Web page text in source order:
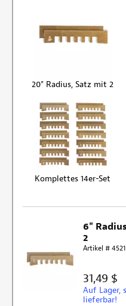
20" Radius, Satz mit 2
Komplettes 14er-Set
6"
2
Artikel # 4521
31,49 $
Auf Lager,
lieferbar!